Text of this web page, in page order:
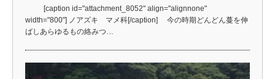
[caption id="attachment_8052" align="alignnone"
width="800"] ノアズキ マメ科[/caption] 今の時期どんどん蔓を伸
ばしあらゆるもの絡みつ…